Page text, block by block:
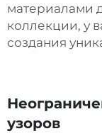
материалами
коллекции, у
создания
узоров